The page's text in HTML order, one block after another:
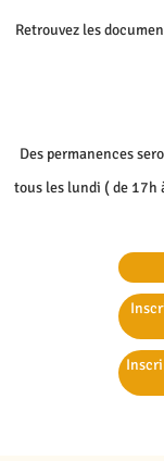
Retrouvez les
Des permanences
tous les lundi ( de 17h